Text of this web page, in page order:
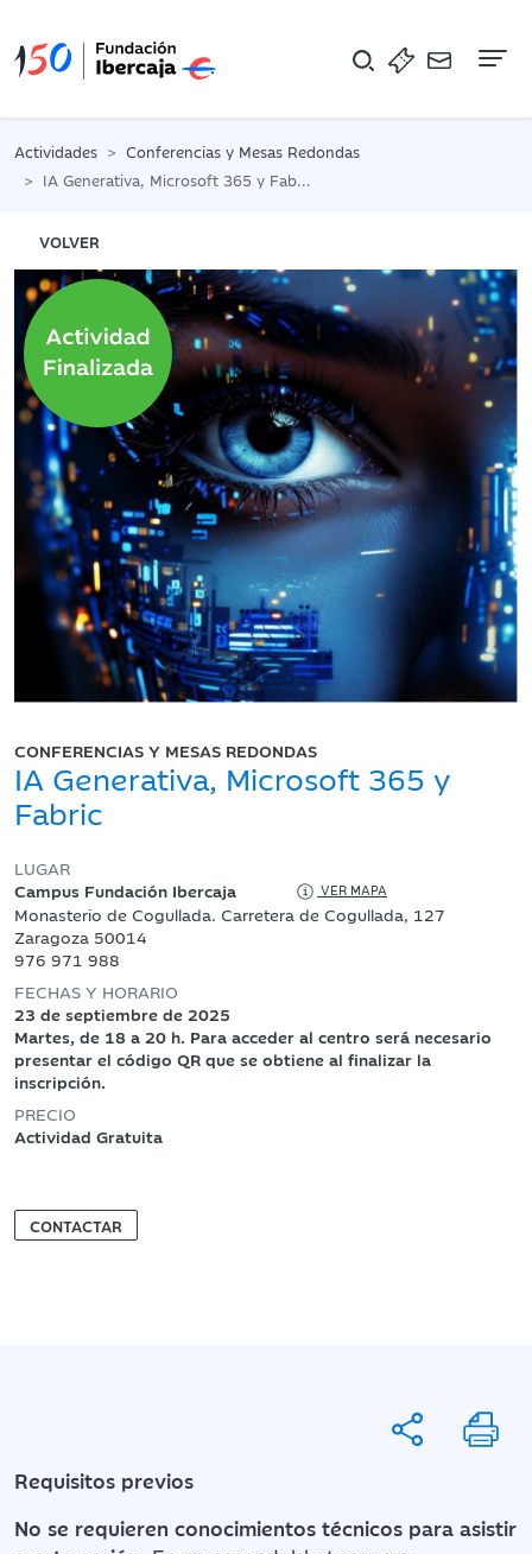
Actividades
Conferencias y Mesas Redondas
IA Generativa, Microsoft 365 y Fabric
VOLVER
CONFERENCIAS Y MESAS REDONDAS
IA Generativa, Microsoft 365 y
Fabric
LUGAR
Campus Fundación Ibercaja
VER MAPA
Monasterio de Cogullada. Carretera de Cogullada, 127
Zaragoza 50014
976 971 988
FECHAS Y HORARIO
23 de septiembre de 2025
Martes, de 18 a 20 h. Para acceder al centro será necesario
presentar el código QR que se obtiene al finalizar la
inscripción.
PRECIO
Actividad Gratuita
CONTACTAR
Requisitos previos
No se requieren conocimientos técnicos para asistir